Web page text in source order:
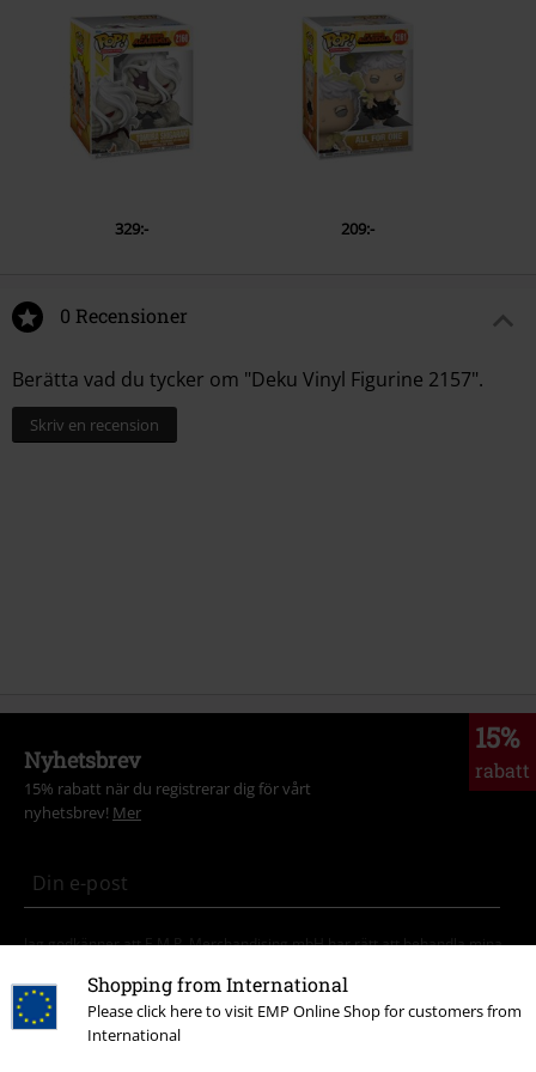
Shopping from International
Please click here to visit EMP Online Shop for customers from
International
www.funko.com
329:- 209:-
0 Recensioner
Berätta vad du tycker om "Deku Vinyl Figurine 2157".
Skriv en recension
15%
rabatt
Nyhetsbrev
15% rabatt när du registrerar dig för vårt
nyhetsbrev! Mer
Jag godkänner att E.M.P. Merchandising mbH har rätt att behandla mina
om deras produkter. Jag godkänner att mina personuppgifter kommer att
behandlas enligt derasDatasekretesspolicy. Jag kan återkalla mitt
samtycke när som helst genom att klicka på länken för att avsluta